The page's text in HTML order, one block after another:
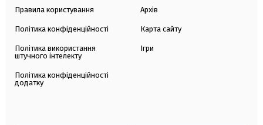
Правила користування
Політика конфіденційності
Політика використання
штучного інтелекту
Політика конфіденційності
додатку
Архів
Карта сайту
Ігри